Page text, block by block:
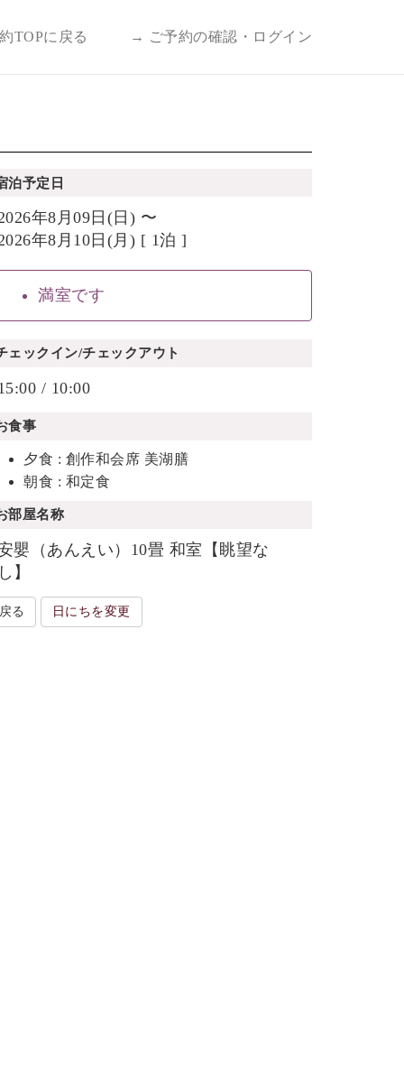
TOPに戻る → ご予約の確認・ログイン
泊予定日
年8月09日(日) 〜
年8月10日(月) [ 1泊 ]
満室です
ェックイン/チェックアウト
/ 10:00
食事
夕食 : 創作和会席 美湖膳
朝食 : 和定食
部屋名称
嬰（あんえい）10畳 和室【眺望な
し】
戻る 日にちを変更